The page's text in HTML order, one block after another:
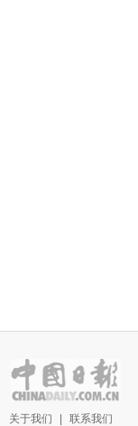
关于我们 联系我们